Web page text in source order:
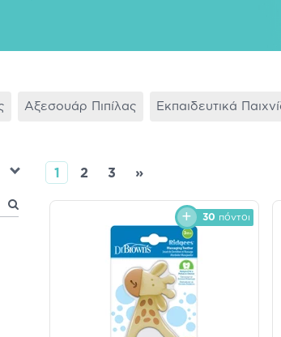
Αξεσουάρ Πιπίλας Εκπαιδευτικά
1 2 3 »
30 πόντοι